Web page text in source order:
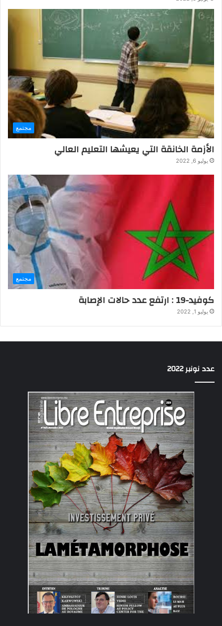
مجتمع
الأزمة الخانقة التي يعيشها التعليم العالي
يوليو 6, 2022
مجتمع
كوفيد-19 : ارتفع عدد حالات الإصابة
يوليو 1, 2022
عدد نونبر 2022